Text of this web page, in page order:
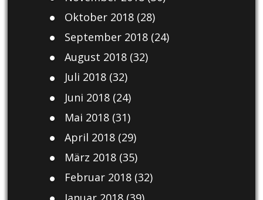
Oktober 2018(28)
September 2018(24)
August 2018(32)
Juli 2018(32)
Juni 2018(24)
Mai 2018(31)
April 2018(29)
März 2018(35)
Februar 2018(32)